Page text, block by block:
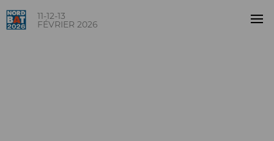
11-12-13
FÉVRIER 2026